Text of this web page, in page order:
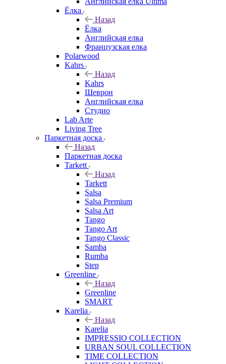
Ёлка
Назад
Ёлка
Английская елка
Французская елка
Polarwood
Kahrs
Назад
Kahrs
Шеврон
Английская елка
Студио
Lab Arte
Living Tree
Паркетная доска
Назад
Паркетная доска
Tarkett
Назад
Tarkett
Salsa
Salsa Premium
Salsa Art
Tango
Tango Art
Tango Classic
Samba
Rumba
Step
Greenline
Назад
Greenline
SMART
Karelia
Назад
Karelia
IMPRESSIO COLLECTION
URBAN SOUL COLLECTION
TIME COLLECTION